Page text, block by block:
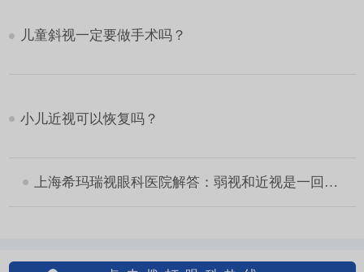
儿童斜视一定要做手术吗？
小儿近视可以恢复吗？
上海希玛瑞视眼科医院解答：弱视和近视是一回事吗？